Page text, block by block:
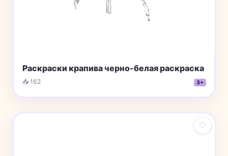
Раскраски крапива черно-белая раскраска
📥 162 3+
♡